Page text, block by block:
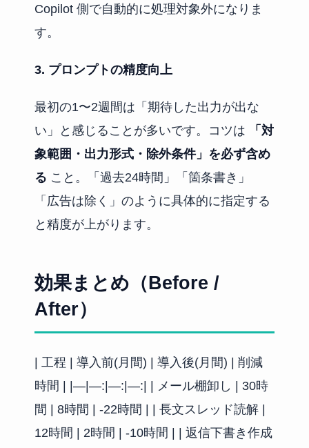
Copilot 側で自動的に処理対象外になりま
す。
3. プロンプトの精度向上
最初の1〜2週間は「期待した出力が出な
い」と感じることが多いです。コツは
「対
象範囲・出力形式・除外条件」を必ず含め
る こと。「過去24時間」「箇条書き」
「広告は除く」のように具体的に指定する
と精度が上がります。
効果まとめ（Before /
After）
| 工程 | 導入前(月間) | 導入後(月間) | 削減
時間 | |—|—:|—:|—:| | メール棚卸し | 30時
間 | 8時間 | -22時間 | | 長文スレッド読解 |
12時間 | 2時間 | -10時間 | | 返信下書き作成